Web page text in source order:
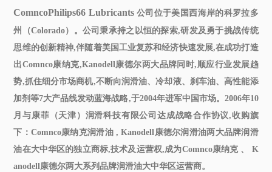
ComncoPhilips66 Lubricants公司位于美国西海岸的科罗拉多
州（Colorado）。公司秉承持之以恒的探索,研发及勇于挑战传统
思维的创新精神,伴随着美国工业复苏和经济快速发展,在成功打造
出Comnco康纳克,Kanodell康德尔两大品牌同时,顺应行业发展趋
势,抓住细分市场商机,不断向润滑油、冷却液、刹车油、高性能添
加剂等7大产品线发动蓝海战略,于2004年进军中国市场。2006年10
月与康菲（天津）润滑科技有限公司达成战略合作协议,收购旗
下：Comnco康纳克润滑油, Kanodell康德尔润滑油两大品牌润滑
油在大中华区的独立商标,技术及运营权,成为Comnco康纳克 、 K
anodell康德尔两大系列品牌润滑油大中华区运营商。